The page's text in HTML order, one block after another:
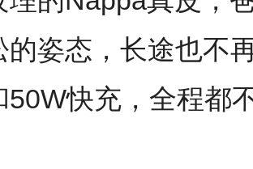
的姿态，长途也不
50W快充，全程都